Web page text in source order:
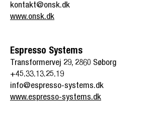
kontakt@onsk.dk
www.onsk.dk
Espresso Systems
Transformervej 29, 2860 Søborg
+45.33.13.25.19
info@espresso-systems.dk
www.espresso-systems.dk